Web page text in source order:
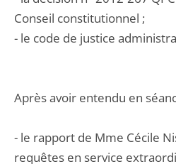
Conseil constitutionnel ;
- le code de justice
Après avoir entendu en
- le rapport de Mme Cécile
requêtes en service